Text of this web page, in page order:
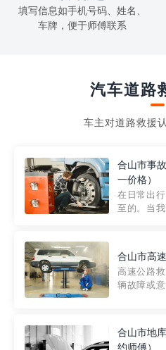
填写信息如手机号码、姓名、
车牌，便于师傅联系
汽车道路
车主对道路救援
合山市事
一价格）
在日常出
至的。当
细解析一
准，以及在
合山市高
高速公路
辆故障或
路救援拖
合山市地
约师傅）